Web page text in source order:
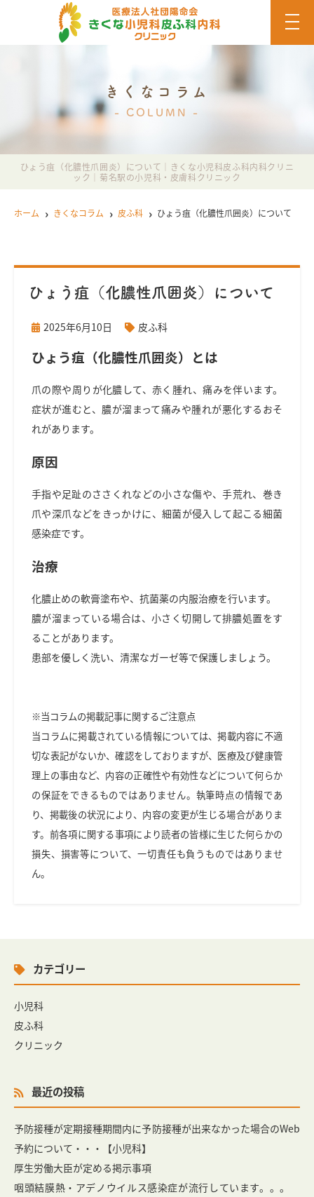
きくなコラム
COLUMN
ひょう疽（化膿性爪囲炎）について｜きくな小児科皮ふ科内科クリニ
ック｜菊名駅の小児科・皮膚科クリニック
t
o
i
o
ホーム きくなコラム 皮ふ科 ひょう疽（化膿性爪囲炎）について
ひょう疽（化膿性爪囲炎）について
2025年6月10日 皮ふ科
ひょう疽（化膿性爪囲炎）とは
爪の際や周りが化膿して、赤く腫れ、痛みを伴います。
症状が進むと、膿が溜まって痛みや腫れが悪化するおそ
れがあります。
原因
手指や足趾のささくれなどの小さな傷や、手荒れ、巻き
爪や深爪などをきっかけに、細菌が侵入して起こる細菌
感染症です。
治療
化膿止めの軟膏塗布や、抗菌薬の内服治療を行います。
膿が溜まっている場合は、小さく切開して排膿処置をす
ることがあります。
患部を優しく洗い、清潔なガーゼ等で保護しましょう。
※当コラムの掲載記事に関するご注意点
当コラムに掲載されている情報については、掲載内容に不適
切な表記がないか、確認をしておりますが、医療及び健康管
理上の事由など、内容の正確性や有効性などについて何らか
の保証をできるものではありません。執筆時点の情報であ
り、掲載後の状況により、内容の変更が生じる場合がありま
す。前各項に関する事項により読者の皆様に生じた何らかの
損失、損害等について、一切責任も負うものではありませ
ん。
カテゴリー
小児科
皮ふ科
クリニック
最近の投稿
予防接種が定期接種期間内に予防接種が出来なかった場合のWeb
予約について・・・【小児科】
厚生労働大臣が定める掲示事項
咽頭結膜熱・アデノウイルス感染症が流行しています。。。